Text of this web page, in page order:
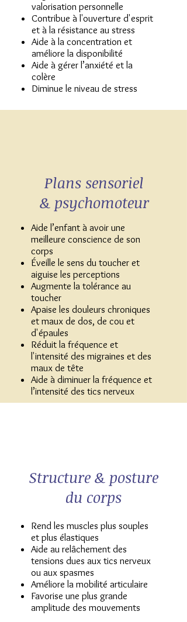
valorisation personnelle
Contribue à l'ouverture d'esprit
et à la résistance au stress
Aide à la concentration et
améliore la disponibilité
Aide à gérer l’anxiété et la
colère
Diminue le niveau de stress
Plans sensoriel
& psychomoteur
Aide l’enfant à avoir une
meilleure conscience de son
corps
Éveille le sens du toucher et
aiguise les perceptions
Augmente la tolérance au
toucher
Apaise les douleurs chroniques
et maux de dos, de cou et
d'épaules
Réduit la fréquence et
l'intensité des migraines et des
maux de tête
Aide à diminuer la fréquence et
l’intensité des tics nerveux
Structure & posture
du corps
Rend les muscles plus souples
et plus élastiques
Aide au relâchement des
tensions dues aux tics nerveux
ou aux spasmes
Améliore la mobilité articulaire
Favorise une plus grande
amplitude des mouvements